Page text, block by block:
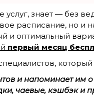
услуг, знает — без
расписание, но и
и оптимальный
первый месяц
и напоминает им о
чаевые, кэшбэк и